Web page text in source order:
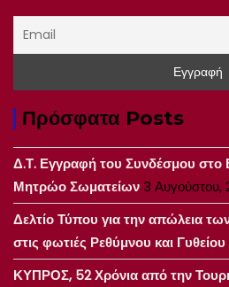
Πρόσφατα Posts
Δ.Τ. Εγγραφή του Συνδέσμου στο
Μητρώο Σωματείων3 Αυγούστου,
Δελτίο Τύπου για την απώλεια
στις φωτιές Ρεθύμνου και Γυθείου
ΚΥΠΡΟΣ, 52 Χρόνια από την